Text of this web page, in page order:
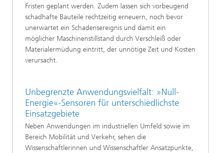
Fristen geplant werden. Zudem lassen sich vorbeugend
schadhafte Bauteile rechtzeitig erneuern, noch bevor
unerwartet ein Schadensereignis und damit ein
möglicher Maschinenstillstand durch Verschleiß oder
Materialermüdung eintritt, der unnötige Zeit und Kosten
verursacht.
Unbegrenzte Anwendungsvielfalt: »Null-
Energie«-Sensoren für unterschiedlichste
Einsatzgebiete
Neben Anwendungen im industriellen Umfeld sowie im
Bereich Mobilität und Verkehr, sehen die
Wissenschaftlerinnen und Wissenschaftler Ansatzpunkte,